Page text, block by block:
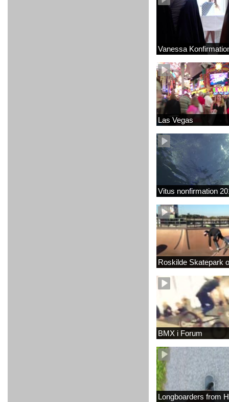
Vanessa
Las Vegas
Vitus nonfirmation
Roskilde Skatepark
BMX i Forum
Longboarders from